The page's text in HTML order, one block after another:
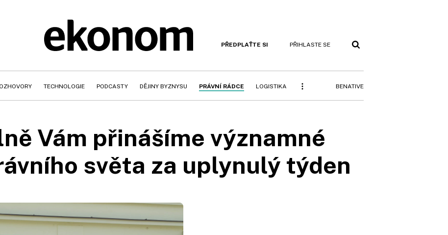
PŘEDPLAŤTE SI PŘIHLASTE SE
TECHNOLOGIE PODCASTY DĚJINY BYZNYSU PRÁVNÍ RÁDCE LOGISTIKA BENATIVE
Vám přinášíme významné
světa za uplynulý týden